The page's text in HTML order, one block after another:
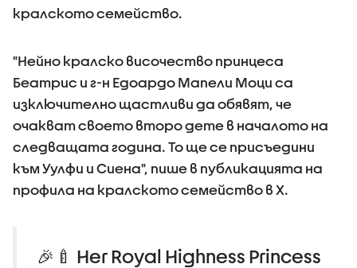
кралското семейство.
"Нейно кралско височество принцеса
Беатрис и г-н Едоардо Мапели Моци са
изключително щастливи да обявят, че
очакват своето второ дете в началото на
следващата година. То ще се присъедини
към Уулфи и Сиена", пише в публикацията на
профила на кралското семейство в X.
🎉🍼 Her Royal Highness Princess